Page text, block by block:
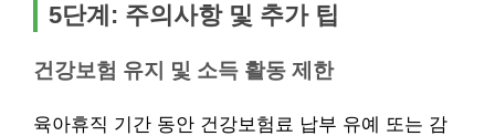
5단계: 주의사항 및 추가 팁
건강보험 유지 및 소득 활동 제한
육아휴직 기간 동안 건강보험료 납부 유예 또는 감